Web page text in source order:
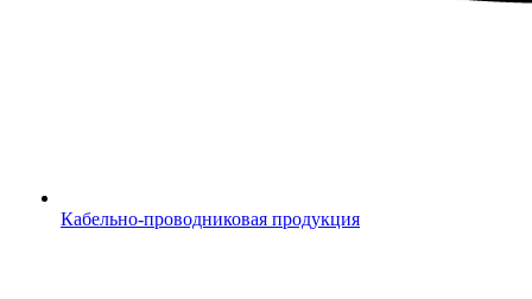
Кабельно-проводниковая продукция